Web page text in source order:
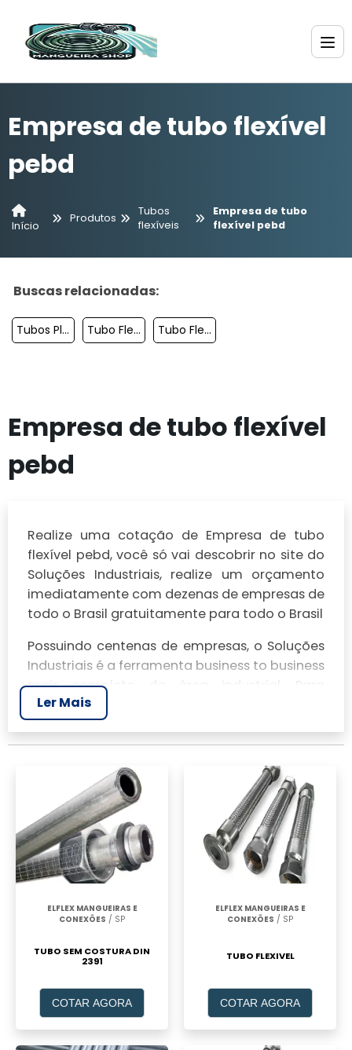
Empresa de tubo flexível
pebd
Início
Produtos
Tubos
flexíveis
Empresa de tubo
flexível pebd
Buscas relacionadas:
Tubos Plásticos Flexíveis Tubo Flexivel Pvc 100mm Tubo Flexível Corrugado Valor
Empresa de tubo flexível
pebd
Realize uma cotação de Empresa de tubo
flexível pebd, você só vai descobrir no site do
Soluções Industriais, realize um orçamento
imediatamente com dezenas de empresas de
todo o Brasil gratuitamente para todo o Brasil
Possuindo centenas de empresas, o Soluções
Industriais é a ferramenta business to business
mais completo da área industrial. Para
realizar um orçamento de Empresa de tubo
flexível pebd, clique em um ou mais dos
anuciantes a seguir:
Ler Mais
ELFLEX MANGUEIRAS E
CONEXÕES / SP
TUBO SEM COSTURA DIN
2391
COTAR AGORA
ELFLEX MANGUEIRAS E
CONEXÕES / SP
TUBO FLEXIVEL
COTAR AGORA